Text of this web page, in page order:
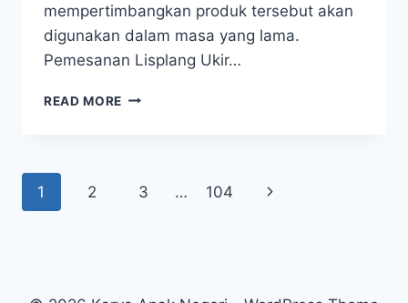
mempertimbangkan produk tersebut akan
digunakan dalam masa yang lama.
Pemesanan Lisplang Ukir…
READ MORE
1 2 3 … 104